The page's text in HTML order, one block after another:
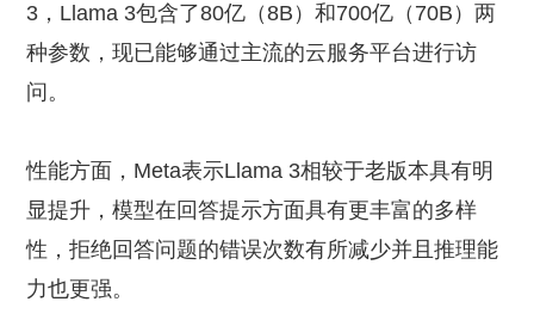
3，Llama 3包含了80亿（8B）和700亿（70B）两
种参数，现已能够通过主流的云服务平台进行访
问。
性能方面，Meta表示Llama 3相较于老版本具有明
显提升，模型在回答提示方面具有更丰富的多样
性，拒绝回答问题的错误次数有所减少并且推理能
力也更强。